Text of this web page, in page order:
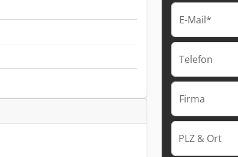
E-Mail*
Telefon
Firma
PLZ & Ort